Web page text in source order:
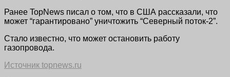
Ранее TopNews писал о том, что в США рассказали, что
может “гарантировано” уничтожить “Северный поток-2”.
Стало известно, что может остановить работу
газопровода.
Источник topnews.ru